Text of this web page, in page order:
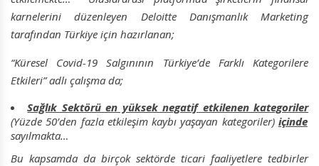
karnelerini düzenleyen Deloitte Danışmanlık Marketing
tarafından Türkiye için hazırlanan;
“Küresel Covid-19 Salgınının Türkiye’de Farklı Kategorilere
Etkileri” adlı çalışma da;
Sağlık Sektörü en yüksek negatif etkilenen kategoriler
(Yüzde 50’den fazla etkileşim kaybı yaşayan kategoriler) içinde
sayılmakta…
Bu kapsamda da birçok sektörde ticari faaliyetlere tedbirler